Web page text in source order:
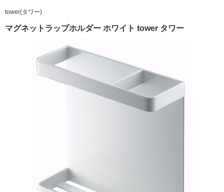
tower(タワー)
マグネットラップホルダー ホワイト tower タワー